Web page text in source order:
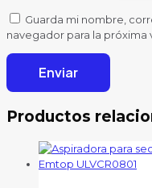
Guarda mi nombre,
navegador para la próxima
Productos